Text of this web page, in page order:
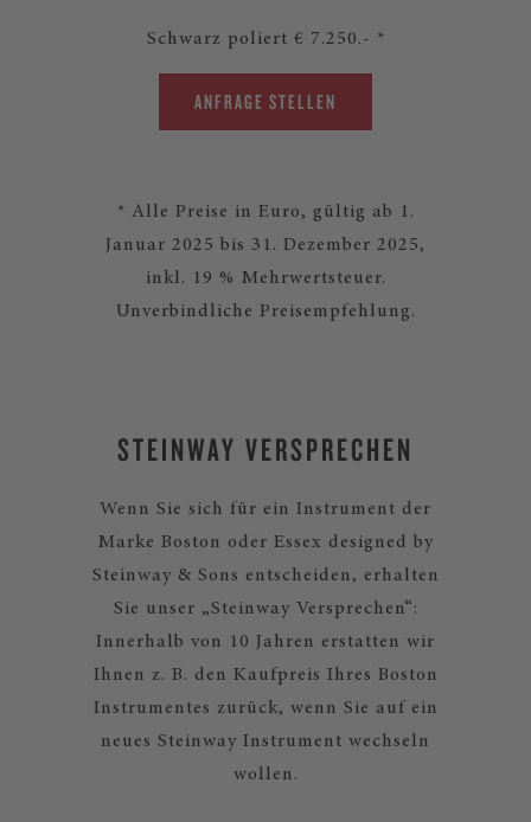
Schwarz poliert € 7.250.- *
ANFRAGE STELLEN
* Alle Preise in Euro, gültig ab 1.
Januar 2025 bis 31. Dezember 2025,
inkl. 19 % Mehrwertsteuer.
Unverbindliche Preisempfehlung.
STEINWAY VERSPRECHEN
Wenn Sie sich für ein Instrument der
Marke Boston oder Essex designed by
Steinway & Sons entscheiden, erhalten
Sie unser „Steinway Versprechen“:
Innerhalb von 10 Jahren erstatten wir
Ihnen z. B. den Kaufpreis Ihres Boston
Instrumentes zurück, wenn Sie auf ein
neues Steinway Instrument wechseln
wollen.